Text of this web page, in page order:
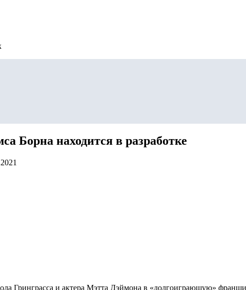
находится в разработке
Гринграсса и актера Мэтта Дэймона в «долгоиграющую»